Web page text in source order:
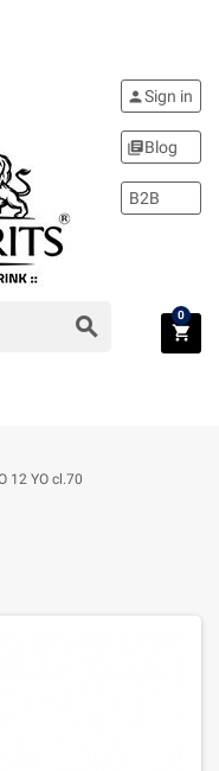
search
personSign in
library_booksBlog
B2B
shopping_cart
0
12 YO cl.70